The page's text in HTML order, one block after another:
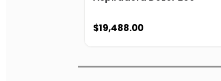
$19,488.00